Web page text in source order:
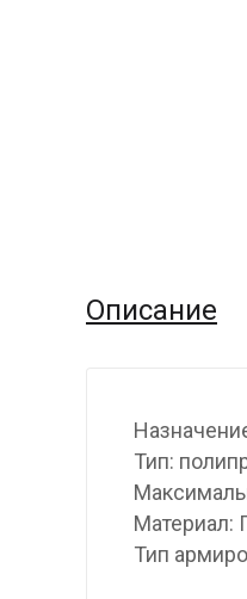
Описание
Тип:
Материал:
Тип